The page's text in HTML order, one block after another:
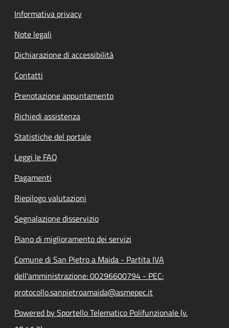
Informativa privacy
Note legali
Dichiarazione di accessibilità
Contatti
Prenotazione appuntamento
Richiedi assistenza
Statistiche del portale
Leggi le FAQ
Pagamenti
Riepilogo valutazioni
Segnalazione disservizio
Piano di miglioramento dei servizi
Comune di San Pietro a Maida - Partita IVA
dell'amministrazione: 00296600794 - PEC:
protocollo.sanpietroamaida@asmepec.it
Powered by Sportello Telematico Polifunzionale (v.